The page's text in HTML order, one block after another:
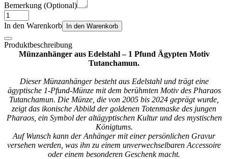
Bemerkung (Optional)
In den Warenkorb In den Warenkorb
Produktbeschreibung
Münzanhänger aus Edelstahl – 1 Pfund Ägypten Motiv
Tutanchamun.
Dieser Münzanhänger besteht aus Edelstahl und trägt eine
ägyptische 1-Pfund-Münze mit dem berühmten Motiv des Pharaos
Tutanchamun. Die Münze, die von 2005 bis 2024 geprägt wurde,
zeigt das ikonische Abbild der goldenen Totenmaske des jungen
Pharaos, ein Symbol der altägyptischen Kultur und des mystischen
Königtums.
Auf Wunsch kann der Anhänger mit einer persönlichen Gravur
versehen werden, was ihn zu einem unverwechselbaren Accessoire
oder einem besonderen Geschenk macht.